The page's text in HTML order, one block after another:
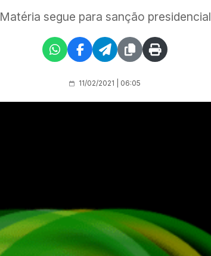
Matéria segue para sanção presidencial
11/02/2021 | 06:05